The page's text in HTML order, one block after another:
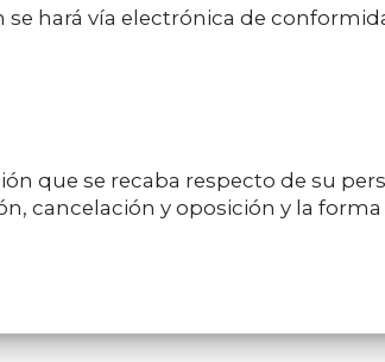
hará vía electrónica de
que se recaba respecto de su
cancelación y oposición y la forma